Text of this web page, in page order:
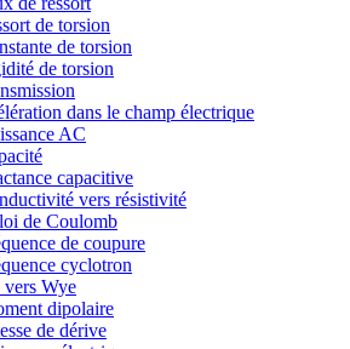
de torsion
de torsion
de torsion
dans le champ électrique
AC
capacitive
vers résistivité
de Coulomb
de coupure
cyclotron
Wye
dipolaire
de dérive